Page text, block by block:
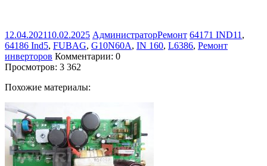
12.04.202110.02.2025 АдминистраторРемонт 64171 IND11 ,
64186 Ind5, FUBAG, G10N60A, IN 160, L6386, Ремонт
инверторов Комментарии: 0
Просмотров: 3 362
Похожие материалы: